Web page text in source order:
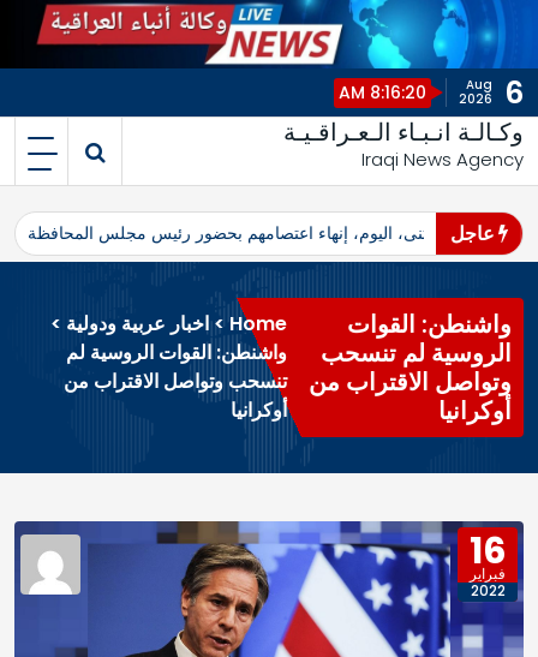
i
t
6
Aug
2026
8:16:20 AM
وكـالـة انـبـاء الـعـراقـيـة
Iraqi News Agency
عاجل
محافظ المثنى، اليوم، إنهاء اعتصامهم بحضور رئيس مجلس المحافظة
واشنطن: القوات
الروسية لم تنسحب
وتواصل الاقتراب من
أوكرانيا
Home
>اخبار عربية ودولية >
واشنطن: القوات الروسية لم
تنسحب وتواصل الاقتراب من
أوكرانيا
16
فبراير
2022